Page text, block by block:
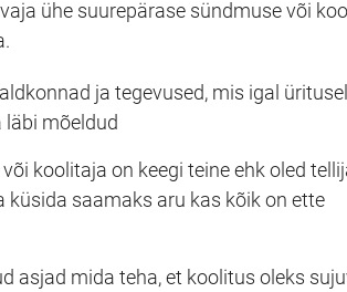
ühe suurepärase sündmuse või
ja tegevused, mis igal üritusel
läbi mõeldud
koolitaja on keegi teine ehk oled
küsida saamaks aru kas kõik on ette
asjad mida teha, et koolitus oleks